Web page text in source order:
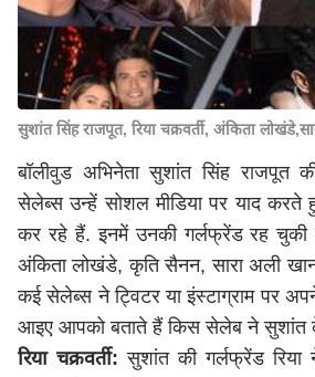
सुशांत सिंह राजपूत, रिया चक्रवर्ती, अंकिता
बॉलीवुड अभिनेता सुशांत सिंह राजपूत
सेलेब्स उन्हें सोशल मीडिया पर याद करते
कर रहे हैं. इनमें उनकी गर्लफ्रेंड रह चुकी
अंकिता लोखंडे, कृति सैनन, सारा अली
कई सेलेब्स ने ट्विटर या इंस्टाग्राम पर
आइए आपको बताते हैं किस सेलेब ने सुशांत
रिया चक्रवर्ती: सुशांत की गर्लफ्रेंड रिया